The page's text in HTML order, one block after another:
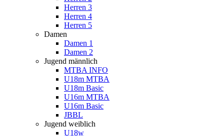
Herren 3
Herren 4
Herren 5
Damen
Damen 1
Damen 2
Jugend männlich
MTBA INFO
U18m MTBA
U18m Basic
U16m MTBA
U16m Basic
JBBL
Jugend weiblich
U18w